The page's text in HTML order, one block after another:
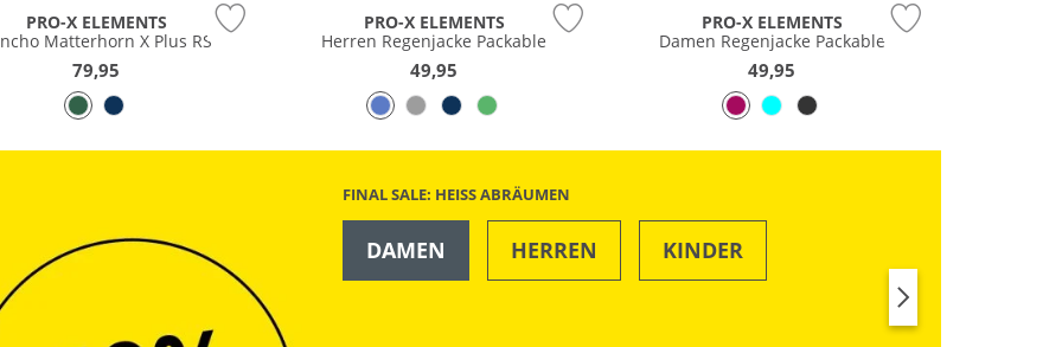
PRO-X ELEMENTS
Matterhorn X Plus RS
79,95
PRO-X ELEMENTS
Herren Regenjacke Packable
49,95
PRO-X ELEMENTS
Damen Regenjacke Packable
49,95
FINAL SALE: HEISS ABRÄUMEN
DAMEN HERREN KINDER